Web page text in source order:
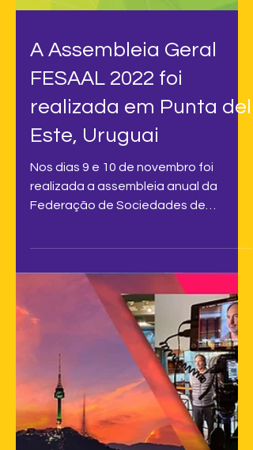
A Assembleia Geral
FESAAL 2022 foi
realizada em Punta del
Este, Uruguai
Autores Audiovisuais Latino-
Americanos...